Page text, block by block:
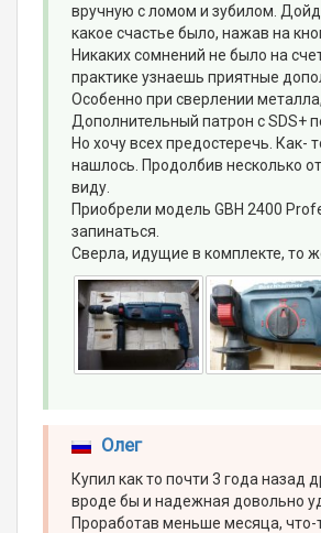
вручную с ломом и зубилом.
какое счастье было, нажав на
Никаких сомнений не было на
практике узнаешь приятные
Особенно при сверлении
Дополнительный патрон с SDS+
Но хочу всех предостеречь.
нашлось. Продолбив несколько
виду.
Приобрели модель GBH 2400
запинаться.
Сверла, идущие в комплекте, то
Олег
Купил как то почти 3 года
вроде бы и надежная довольно
Проработав меньше месяца, что-